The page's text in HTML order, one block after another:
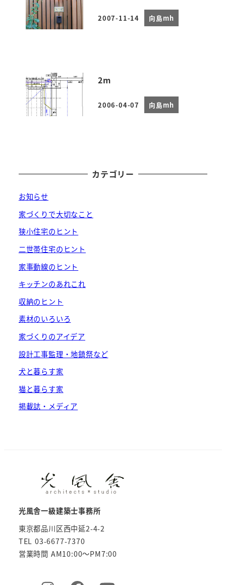
投稿日
2007-11-14 向島mh
2m
投稿日
2006-04-07 向島mh
カテゴリー
お知らせ
家づくりで大切なこと
狭小住宅のヒント
二世帯住宅のヒント
家事動線のヒント
キッチンのあれこれ
収納のヒント
素材のいろいろ
家づくりのアイデア
設計工事監理・地鎮祭など
犬と暮らす家
猫と暮らす家
掲載誌・メディア
光風舎一級建築士事務所
東京都品川区西中延2-4-2
TEL 03-6677-7370
営業時間 AM10:00～PM7:00